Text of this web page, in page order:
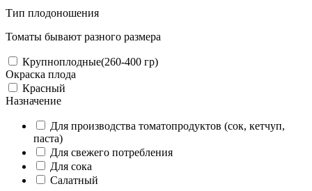
Тип плодоношения
Томаты бывают разного размера
Крупноплодные(260-400 гр)
Окраска плода
Красный
Назначение
Для производства томатопродуктов (сок, кетчуп,
паста)
Для свежего потребления
Для сока
Салатный